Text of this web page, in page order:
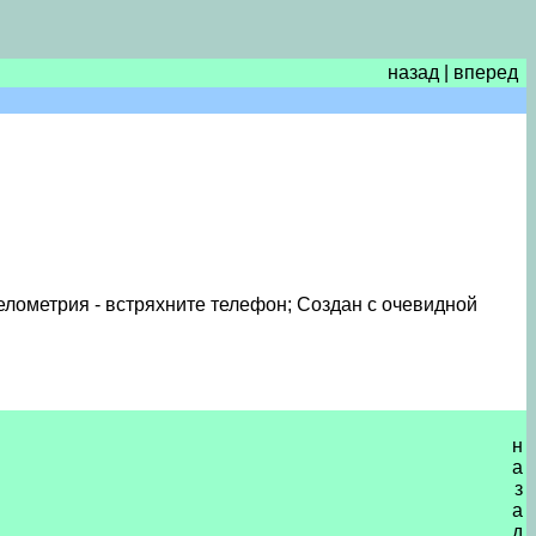
назад
вперед
- встряхните телефон; Создан с очевидной
н
а
з
а
д